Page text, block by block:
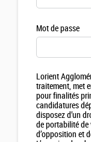
Mot de passe
Lorient
traitement, met
pour finalités
candidatures
disposez d’un
de portabilité de
d’opposition et